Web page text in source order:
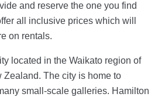
and reserve the one you find
all inclusive prices which will
on rentals.
located in the Waikato region of
Zealand. The city is home to
small-scale galleries. Hamilton